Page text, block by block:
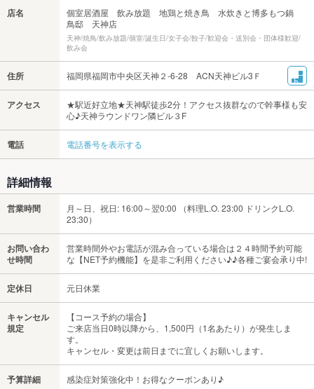
店名
個室居酒屋 飲み放題 地鶏と焼き鳥 水炊きと博多もつ鍋
鳥邸 天神店
天神/焼鳥/飲み放題/個室/誕生日/女子会/餃子/歓迎会・送別会・団体様歓迎/
飲み会
住所 福岡県福岡市中央区天神２-6-28 ACN天神ビル3Ｆ
アクセス
★駅近好立地★天神駅徒歩2分！アクセス抜群なので幹事様も安
心♪天神ラウンドワン隣ビル３F
電話 電話番号を表示する
詳細情報
営業時間
月～日、祝日: 16:00～翌0:00 （料理L.O. 23:00 ドリンクL.O.
23:30）
お問い合わ
せ時間
営業時間外やお電話が混み合っている場合は２４時間予約可能
な【NET予約機能】を是非ご利用ください♪♪各種ご宴会承り中!
定休日 元日休業
キャンセル
規定
【コース予約の場合】
ご来店当日0時以降から、1,500円（1名あたり）が発生しま
す。
キャンセル・変更は前日までに宜しくお願いします。
予算詳細 感染症対策強化中！お得なクーポンあり♪